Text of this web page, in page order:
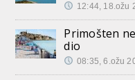
12:44, 18.ožu
Primošten
dio
08:35, 6.ožu